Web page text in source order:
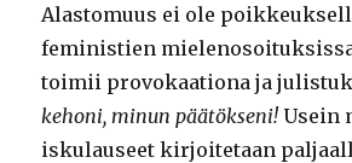
Alastomuus ei ole
feministien
toimii provokaationa ja
kehoni, minun päätökseni!Usein
iskulauseet kirjoitetaan